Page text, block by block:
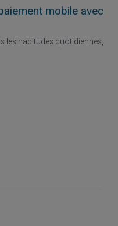
mobile avec
les habitudes quotidiennes,